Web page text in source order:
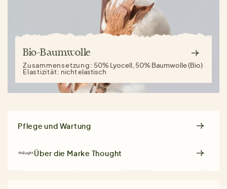
Bio-Baumwolle
Zusammensetzung: 50% Lyocell, 50% Baumwolle (Bio)
Elastizität: nicht elastisch
Pflege und Wartung
Über die Marke Thought